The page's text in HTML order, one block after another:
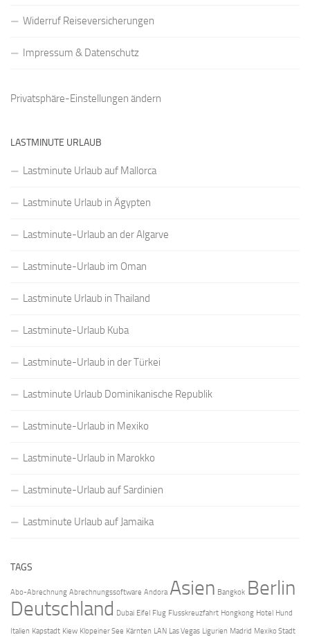
Widerruf Reiseversicherungen
Impressum & Datenschutz
Privatsphäre-Einstellungen ändern
LASTMINUTE URLAUB
Lastminute Urlaub auf Mallorca
Lastminute Urlaub in Ägypten
Lastminute-Urlaub an der Algarve
Lastminute-Urlaub im Oman
Lastminute Urlaub in Thailand
Lastminute-Urlaub Kuba
Lastminute-Urlaub in der Türkei
Lastminute Urlaub Dominikanische Republik
Lastminute-Urlaub in Mexiko
Lastminute-Urlaub in Marokko
Lastminute-Urlaub auf Sardinien
Lastminute Urlaub auf Jamaika
TAGS
Abo-Abrechnung Abrechnungssoftware Andora Asien Bangkok Berlin
Deutschland Dubai Eifel Flug Flusskreuzfahrt Hongkong Hotel Hund
Italien Kapstadt Kiew Klopeiner See Kärnten LAN Las Vegas Ligurien Madrid Mexiko Stadt